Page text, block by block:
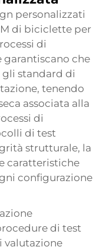
personalizzati
di biciclette per
di
garantiscano che
standard di
tenendo
associata alla
di
di test
strutturale, la
caratteristiche
configurazione
di test
valutazione